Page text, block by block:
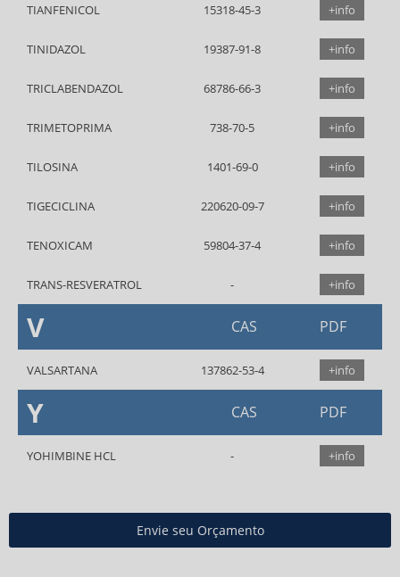
TIANFENICOL 15318-45-3 +info
TINIDAZOL 19387-91-8 +info
TRICLABENDAZOL 68786-66-3 +info
TRIMETOPRIMA 738-70-5 +info
TILOSINA 1401-69-0 +info
TIGECICLINA 220620-09-7 +info
TENOXICAM 59804-37-4 +info
TRANS-RESVERATROL +info
V CAS PDF
VALSARTANA 137862-53-4 +info
Y CAS PDF
YOHIMBINE HCL +info
Envie seu Orçamento